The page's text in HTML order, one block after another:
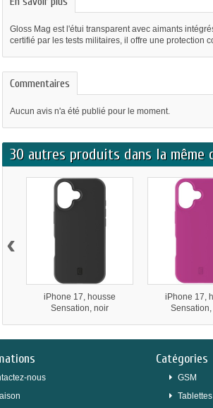
Gloss Mag est l'étui transparent avec aimants
certifié par les tests militaires, il offre une protection
Commentaires
Aucun avis n'a été publié pour le moment.
30 autres produits dans la même
iPhone 17, housse
Sensation, noir
iPhone 17,
Sensation,
‹
nous
Catégories
GSM
Tablettes